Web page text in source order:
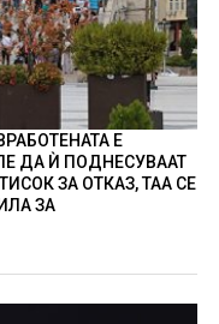
Е
ДА Ѝ ПОДНЕСУВААТ
ЗА ОТКАЗ, ТАА СЕ
ЗА